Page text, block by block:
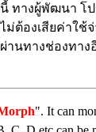
ทางผู้พัฒนา โ
ม่ต้องเสียค่าใ
ทางช่องทางอี
". It can